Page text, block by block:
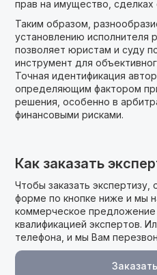
прав на имущество,
Таким образом,
установлению исполнителя
позволяет юристам и суду
инструмент для
Точная идентификация
определяющим фактором
решения, особенно в
финансовыми рисками.
Как заказать
Чтобы заказать
форме по кнопке ниже и мы
коммерческое
квалификацией экспертов.
телефона, и мы Вам